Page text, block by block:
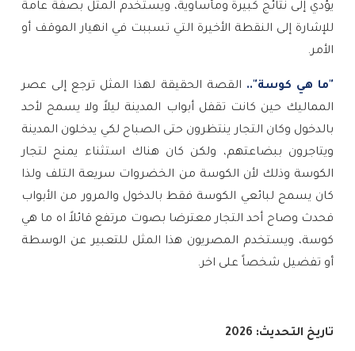
يؤدي إلى نتائج كبيرة ومأساوية، ويستخدم المثل بصفة عامة
للإشارة إلى النقطة الأخيرة التي تسببت في انهيار الموقف أو
الأمر.
"ما هي كوسة".. القصة الحقيقة لهذا المثل ترجع إلى عصر
المماليك حين كانت تقفل أبواب المدينة ليلاً ولا يسمح لأحد
بالدخول وكان التجار ينتظرون حتى الصباح لكي يدخلون المدينة
ويتاجرون ببضاعتهم، ولكن كان هناك استثناء يمنح لتجار
الكوسة وذلك لأن الكوسة من الخضروات سريعة التلف ولذا
كان يسمح لبائعي الكوسة فقط بالدخول والمرور من الأبواب
فحدث وصاح أحد التجار معترضا بصوت مرتفع قائلاً اه ما هي
كوسة، ويستخدم المصريون هذا المثل للتعبير عن الوسطة
أو تفضيل شخصاً على اخر.
تاريخ التحديث: 2026